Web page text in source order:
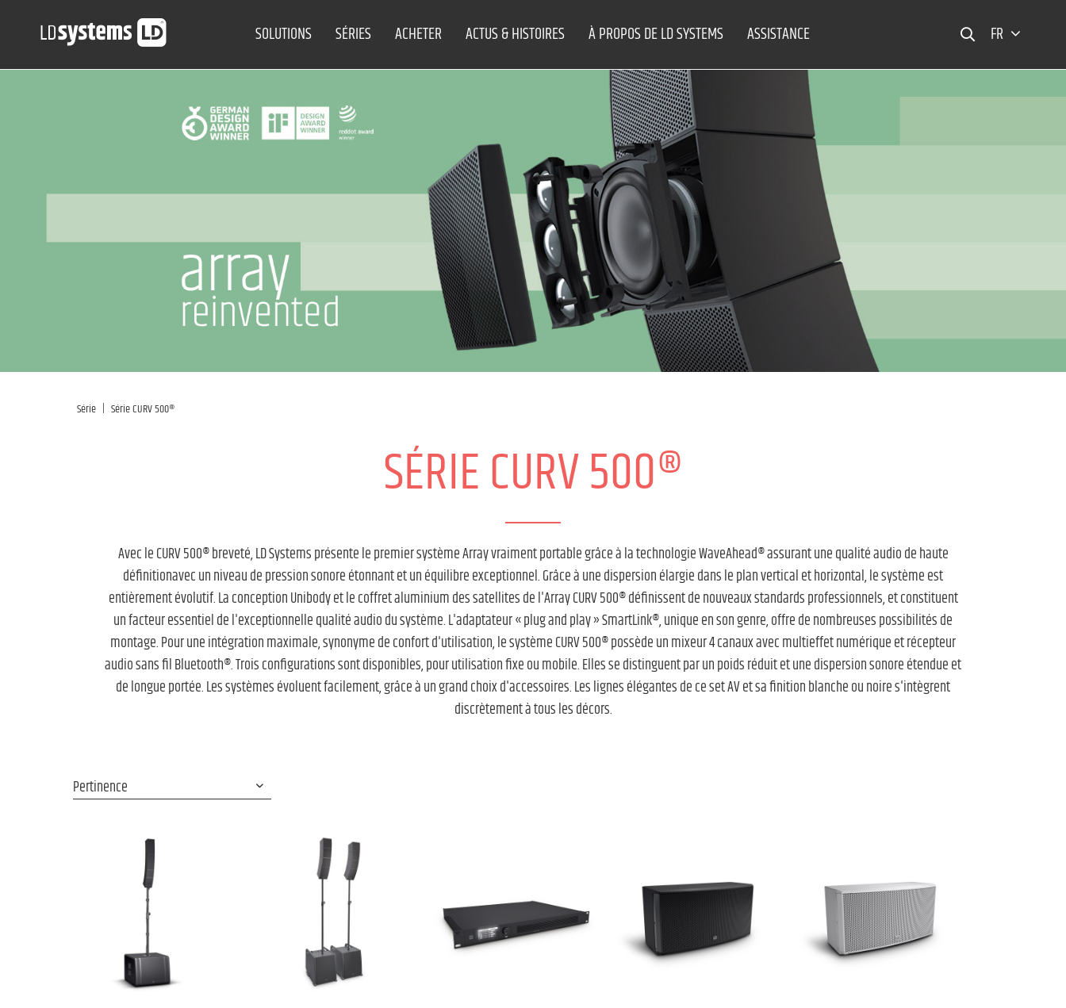
SOLUTIONS SÉRIES ACHETER ACTUS & HISTOIRES À PROPOS DE LD SYSTEMS ASSISTANCE FR
Série | Série CURV 500®
SÉRIE CURV 500®
Avec le CURV 500® breveté, LD Systems présente le premier système Array vraiment portable grâce à la technologie WaveAhead® assurant une qualité audio de haute
définitionavec un niveau de pression sonore étonnant et un équilibre exceptionnel. Grâce à une dispersion élargie dans le plan vertical et horizontal, le système est
entièrement évolutif. La conception Unibody et le coffret aluminium des satellites de l'Array CURV 500® définissent de nouveaux standards professionnels, et constituent
un facteur essentiel de l'exceptionnelle qualité audio du système. L'adaptateur « plug and play » SmartLink®, unique en son genre, offre de nombreuses possibilités de
montage. Pour une intégration maximale, synonyme de confort d'utilisation, le système CURV 500® possède un mixeur 4 canaux avec multieffet numérique et récepteur
audio sans fil Bluetooth®. Trois configurations sont disponibles, pour utilisation fixe ou mobile. Elles se distinguent par un poids réduit et une dispersion sonore étendue et
de longue portée. Les systèmes évoluent facilement, grâce à un grand choix d'accessoires. Les lignes élégantes de ce set AV et sa finition blanche ou noire s'intègrent
discrètement à tous les décors.